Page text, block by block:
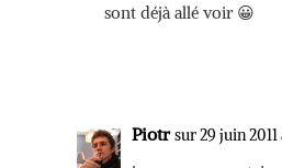
sont déjà allé voir 😀
Piotr sur 29 juin